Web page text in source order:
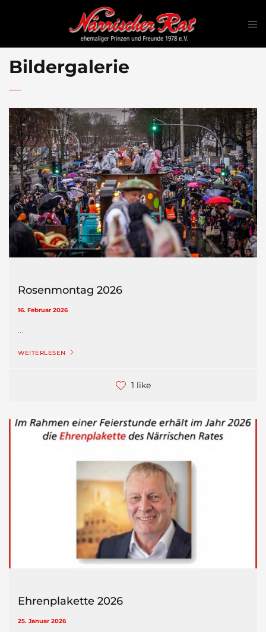
Bildergalerie
Rosenmontag 2026
16. Februar 2026
...
WEITERLESEN
1 like
Ehrenplakette 2026
25. Januar 2026